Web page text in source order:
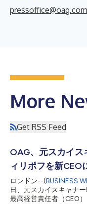
pressoffice@oag.com
More
Get RSS Feed
OAG、元スカイス
ィリポフを新CEO
ロンドン--(BUSINESS
日、元スカイスキャナ
最高経営責任者（CEO